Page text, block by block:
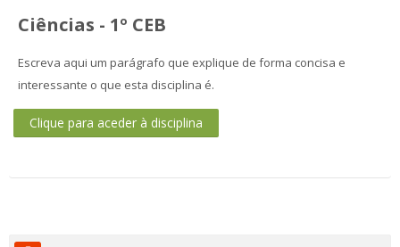
Ciências - 1º CEB
Escreva aqui um parágrafo que explique de forma concisa e
interessante o que esta disciplina é.
Clique para aceder à disciplina